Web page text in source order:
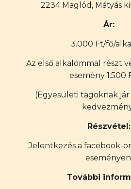
2234 Maglód, Mátyás
Ár:
3.000 Ft/fő/
Az első alkalommal részt
esemény 1.500
(Egyesületi tagoknak
Részvétel:
Jelentkezés a facebook-
További